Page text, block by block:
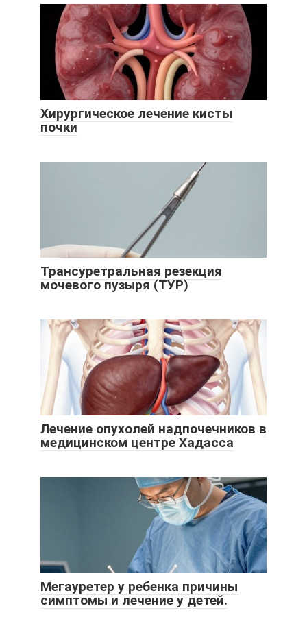
Хирургическое лечение кисты
почки
Трансуретральная резекция
мочевого пузыря (ТУР)
Лечение опухолей надпочечников в
медицинском центре Хадасса
Мегауретер у ребенка причины
симптомы и лечение у детей.